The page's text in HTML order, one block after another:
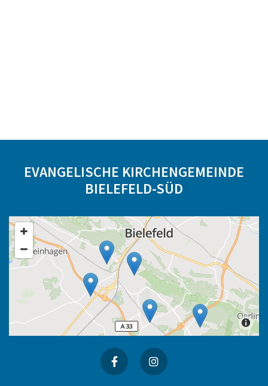
EVANGELISCHE KIRCHENGEMEINDE
BIELEFELD-SÜD